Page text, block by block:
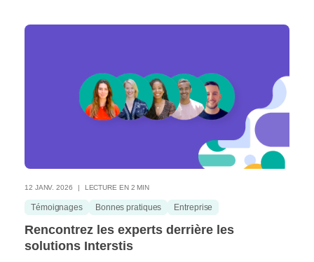
12 JANV. 2026 LECTURE EN 2 MIN
Témoignages Bonnes pratiques Entreprise
Rencontrez les experts derrière les
solutions Interstis